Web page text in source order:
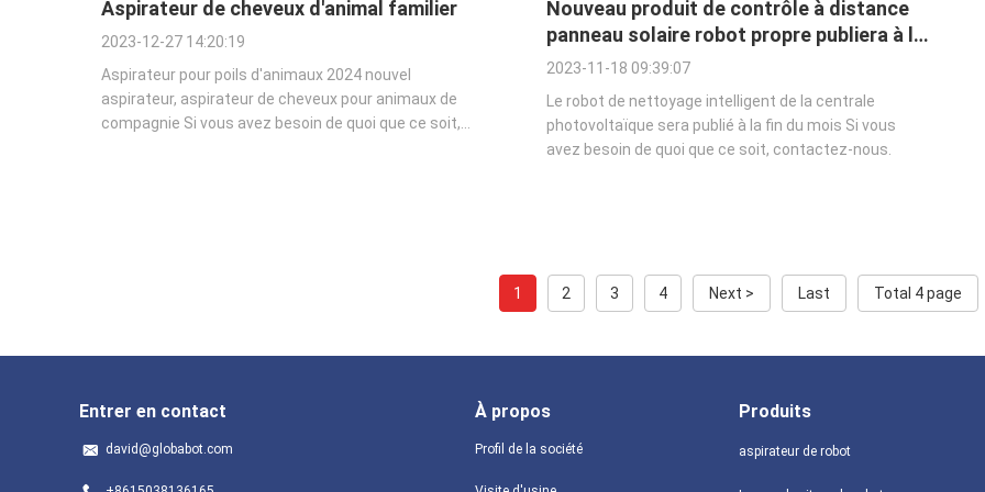
Aspirateur de cheveux d'animal familier
2023-12-27 14:20:19
Aspirateur pour poils d'animaux 2024 nouvel
aspirateur, aspirateur de cheveux pour animaux de
compagnie Si vous avez besoin de quoi que ce soit,
Nouveau produit de contrôle à distance
panneau solaire robot propre publiera à la
fin du mois
2023-11-18 09:39:07
Le robot de nettoyage intelligent de la centrale
photovoltaïque sera publié à la fin du mois Si vous
avez besoin de quoi que ce soit, contactez-nous.
1 2 3 4 Next > Last Total 4 page
Entrer en contact
david@globabot.com
À propos
Profil de la société
Produits
aspirateur de robot